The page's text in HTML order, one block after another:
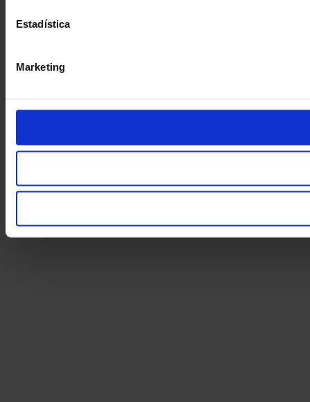
Estadística
Marketing